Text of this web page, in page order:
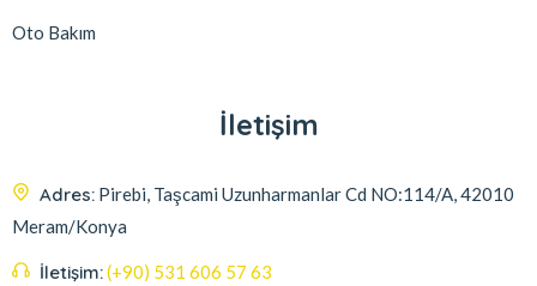
Oto Bakım
İletişim
Adres: Pirebi, Taşcami Uzunharmanlar Cd NO:114/A, 42010
Meram/Konya
İletişim:(+90) 531 606 57 63